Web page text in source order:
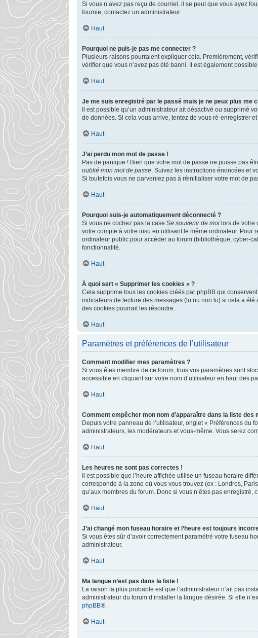
Si vous n’avez pas reçu de courriel, il se peut que vous ayez
fournie, contactez un administrateur.
Haut
Pourquoi ne puis-je pas me connecter ?
Plusieurs raisons pourraient expliquer cela. Premièrement,
vérifier que vous n’avez pas été banni. Il est également
Haut
Je me suis enregistré par le passé mais je ne peux plus me
Il est possible qu’un administrateur ait désactivé ou supprimé
de données. Si cela vous arrive, tentez de vous ré-enregistrer
Haut
J’ai perdu mon mot de passe !
Pas de panique ! Bien que votre mot de passe ne puisse pas
oublié mon mot de passe. Suivez les instructions énoncées et
Si toutefois vous ne parveniez pas à réinitialiser votre mot de
Haut
Pourquoi suis-je automatiquement déconnecté ?
Si vous ne cochez pas la case Se souvenir de moi lors de votre
votre compte à votre insu en utilisant le même ordinateur. Pour
ordinateur public pour accéder au forum (bibliothèque, cyber-
fonctionnalité.
Haut
À quoi sert « Supprimer les cookies » ?
Cela supprime tous les cookies créés par phpBB qui
indicateurs de lecture des messages (lu ou non lu) si cela a
des cookies pourrait les résoudre.
Haut
Paramètres et préférences de l’utilisateur
Comment modifier mes paramètres ?
Si vous êtes membre de ce forum, tous vos paramètres sont
accessible en cliquant sur votre nom d’utilisateur en haut des
Haut
Comment empêcher mon nom d’apparaître dans la liste des
Depuis votre panneau de l’utilisateur, onglet « Préférences du
administrateurs, les modérateurs et vous-même. Vous serez
Haut
Les heures ne sont pas correctes !
Il est possible que l’heure affichée utilise un fuseau horaire
corresponde à la zone où vous vous trouvez (ex : Londres,
qu’aux membres du forum. Donc si vous n’êtes pas enregistré,
Haut
J’ai changé mon fuseau horaire et l’heure est toujours
Si vous êtes sûr d’avoir correctement paramétré votre fuseau
administrateur.
Haut
Ma langue n’est pas dans la liste !
La raison la plus probable est que l’administrateur n’ait pas
administrateur du forum d’installer la langue désirée. Si elle
phpBB®.
Haut